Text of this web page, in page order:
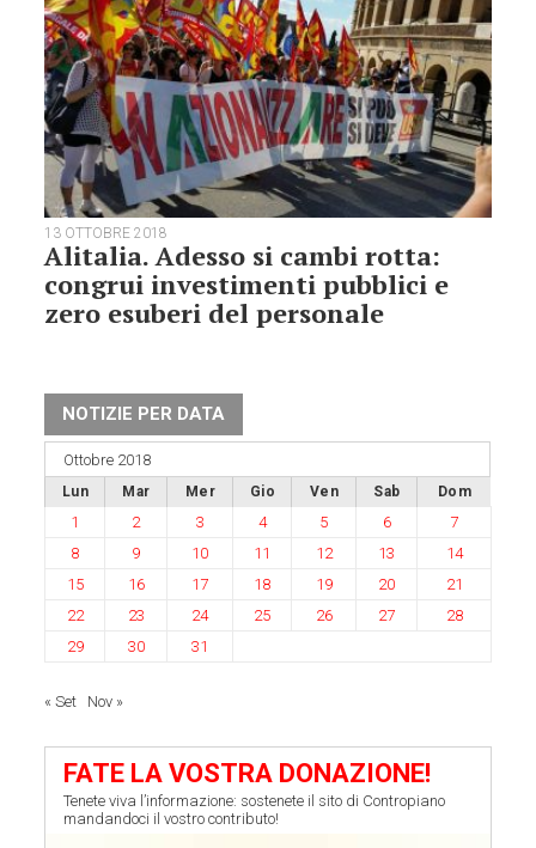
13 OTTOBRE 2018
Alitalia. Adesso si cambi rotta:
congrui investimenti pubblici e
zero esuberi del personale
NOTIZIE PER DATA
Ottobre 2018
Lun Mar Mer Gio Ven Sab Dom
1 2 3 4 5 6
7
8
9 10 11 12 13
14
15
16 17 18 19 20
21
22
23 24 25 26 27
28
29
30 31
« Set Nov »
FATE LA VOSTRA DONAZIONE!
Tenete viva l’informazione: sostenete il sito di Contropiano
mandandoci il vostro contributo!